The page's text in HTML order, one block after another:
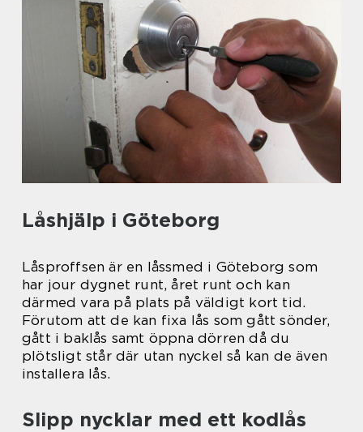
Låshjälp i Göteborg
Låsproffsen är en låssmed i Göteborg som
har jour dygnet runt, året runt och kan
därmed vara på plats på väldigt kort tid.
Förutom att de kan fixa lås som gått sönder,
gått i baklås samt öppna dörren då du
plötsligt står där utan nyckel så kan de även
installera lås.
Slipp nycklar med ett kodlås